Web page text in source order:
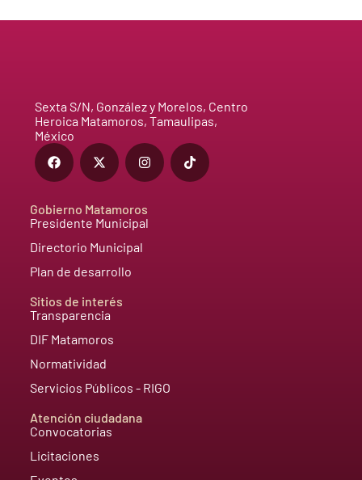
Sexta S/N, González y Morelos, Centro
Heroica Matamoros, Tamaulipas,
México
Gobierno Matamoros
Presidente Municipal
Directorio Municipal
Plan de desarrollo
Sitios de interés
Transparencia
DIF Matamoros
Normatividad
Servicios Públicos - RIGO
Atención ciudadana
Convocatorias
Licitaciones